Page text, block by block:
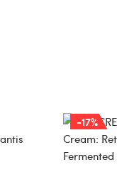
-17%